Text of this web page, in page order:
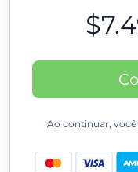
Ao continuar,